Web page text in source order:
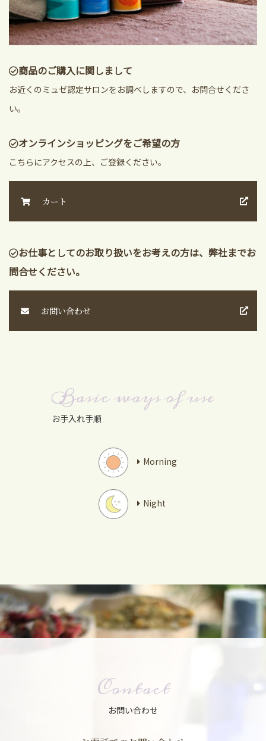
商品のご購入に関しまして
お近くのミュゼ認定サロンをお調べしますので、お問合せくださ
い。
オンラインショッピングをご希望の方
こちらにアクセスの上、ご登録ください。
カート
お仕事としてのお取り扱いをお考えの方は、弊社までお
問合せください。
お問い合わせ
Basic ways of use
お手入れ手順
Morning
Night
Contact
お問い合わせ